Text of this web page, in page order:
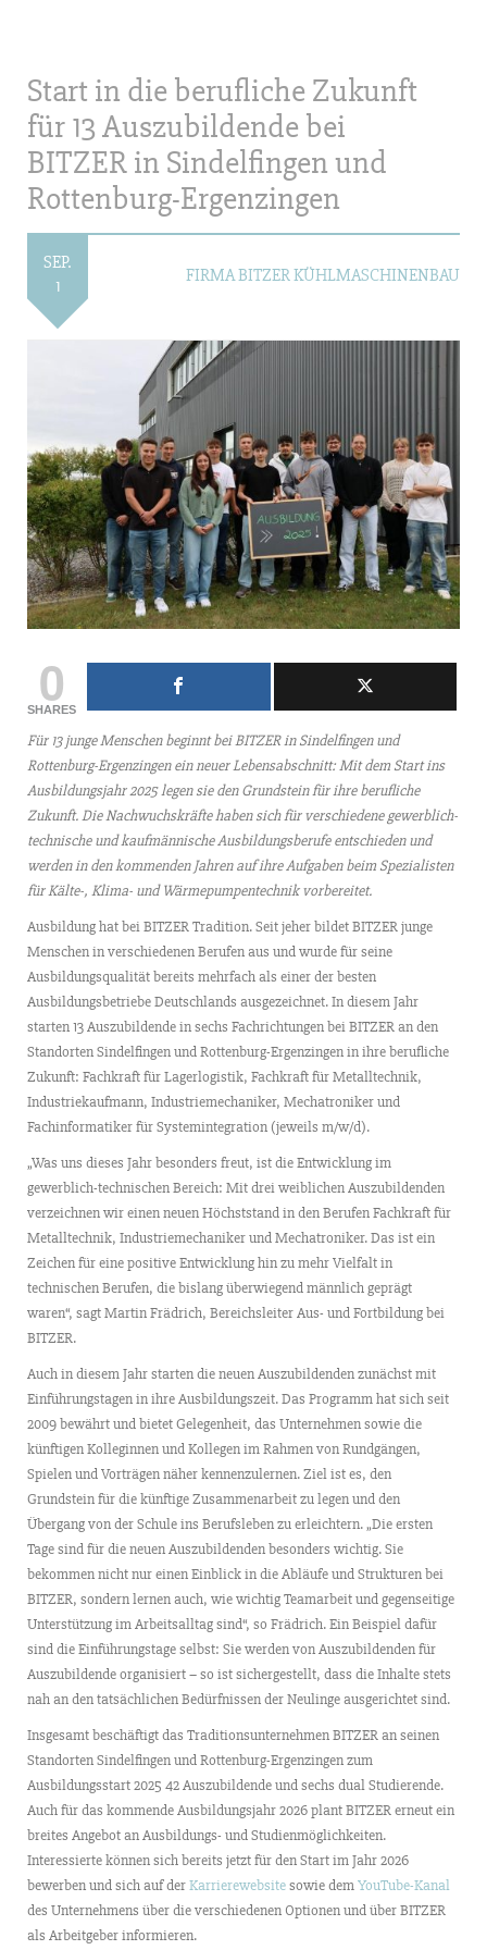
Start in die berufliche Zukunft
für 13 Auszubildende bei
BITZER in Sindelfingen und
Rottenburg-Ergenzingen
SEP.
1
FIRMA BITZER KÜHLMASCHINENBAU
0
SHARES
Für 13 junge Menschen beginnt bei BITZER in Sindelfingen und
Rottenburg-Ergenzingen ein neuer Lebensabschnitt: Mit dem Start ins
Ausbildungsjahr 2025 legen sie den Grundstein für ihre berufliche
Zukunft. Die Nachwuchskräfte haben sich für verschiedene gewerblich-
technische und kaufmännische Ausbildungsberufe entschieden und
werden in den kommenden Jahren auf ihre Aufgaben beim Spezialisten
für Kälte-, Klima- und Wärmepumpentechnik vorbereitet.
Ausbildung hat bei BITZER Tradition. Seit jeher bildet BITZER junge
Menschen in verschiedenen Berufen aus und wurde für seine
Ausbildungsqualität bereits mehrfach als einer der besten
Ausbildungsbetriebe Deutschlands ausgezeichnet. In diesem Jahr
starten 13 Auszubildende in sechs Fachrichtungen bei BITZER an den
Standorten Sindelfingen und Rottenburg-Ergenzingen in ihre berufliche
Zukunft: Fachkraft für Lagerlogistik, Fachkraft für Metalltechnik,
Industriekaufmann, Industriemechaniker, Mechatroniker und
Fachinformatiker für Systemintegration (jeweils m/w/d).
„Was uns dieses Jahr besonders freut, ist die Entwicklung im
gewerblich-technischen Bereich: Mit drei weiblichen Auszubildenden
verzeichnen wir einen neuen Höchststand in den Berufen Fachkraft für
Metalltechnik, Industriemechaniker und Mechatroniker. Das ist ein
Zeichen für eine positive Entwicklung hin zu mehr Vielfalt in
technischen Berufen, die bislang überwiegend männlich geprägt
waren“, sagt Martin Frädrich, Bereichsleiter Aus- und Fortbildung bei
BITZER.
Auch in diesem Jahr starten die neuen Auszubildenden zunächst mit
Einführungstagen in ihre Ausbildungszeit. Das Programm hat sich seit
2009 bewährt und bietet Gelegenheit, das Unternehmen sowie die
künftigen Kolleginnen und Kollegen im Rahmen von Rundgängen,
Spielen und Vorträgen näher kennenzulernen. Ziel ist es, den
Grundstein für die künftige Zusammenarbeit zu legen und den
Übergang von der Schule ins Berufsleben zu erleichtern. „Die ersten
Tage sind für die neuen Auszubildenden besonders wichtig. Sie
bekommen nicht nur einen Einblick in die Abläufe und Strukturen bei
BITZER, sondern lernen auch, wie wichtig Teamarbeit und gegenseitige
Unterstützung im Arbeitsalltag sind“, so Frädrich. Ein Beispiel dafür
sind die Einführungstage selbst: Sie werden von Auszubildenden für
Auszubildende organisiert – so ist sichergestellt, dass die Inhalte stets
nah an den tatsächlichen Bedürfnissen der Neulinge ausgerichtet sind.
Insgesamt beschäftigt das Traditionsunternehmen BITZER an seinen
Standorten Sindelfingen und Rottenburg-Ergenzingen zum
Ausbildungsstart 2025 42 Auszubildende und sechs dual Studierende.
Auch für das kommende Ausbildungsjahr 2026 plant BITZER erneut ein
breites Angebot an Ausbildungs- und Studienmöglichkeiten.
Interessierte können sich bereits jetzt für den Start im Jahr 2026
bewerben und sich auf derKarrierewebsitesowie demYouTube-Kanal
des Unternehmens über die verschiedenen Optionen und über BITZER
als Arbeitgeber informieren.